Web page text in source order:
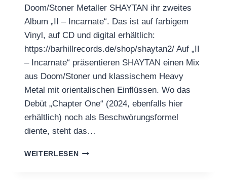
Doom/Stoner Metaller SHAYTAN ihr zweites
Album „II – Incarnate“. Das ist auf farbigem
Vinyl, auf CD und digital erhältlich:
https://barhillrecords.de/shop/shaytan2/ Auf „II
– Incarnate“ präsentieren SHAYTAN einen Mix
aus Doom/Stoner und klassischem Heavy
Metal mit orientalischen Einflüssen. Wo das
Debüt „Chapter One“ (2024, ebenfalls hier
erhältlich) noch als Beschwörungsformel
diente, steht das…
WEITERLESENSHAYTAN